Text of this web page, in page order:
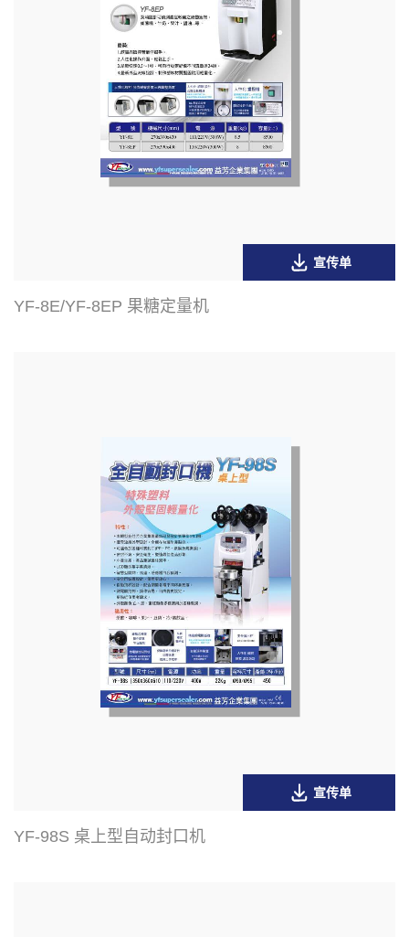
宣传单
YF-8E/YF-8EP 果糖定量机
宣传单
YF-98S 桌上型自动封口机